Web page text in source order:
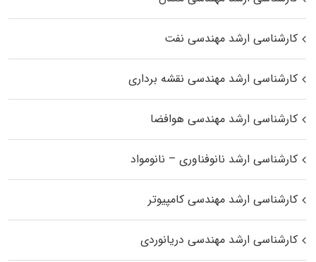
کارشناسی ارشد مهندسی نفت
کارشناسی ارشد مهندسی نقشه برداری
کارشناسی ارشد مهندسی هوافضا
کارشناسی ارشد نانوفناوری – نانومواد
کارشناسی ارشد مهندسی کامپیوتر
کارشناسی ارشد مهندسی دریانوردی